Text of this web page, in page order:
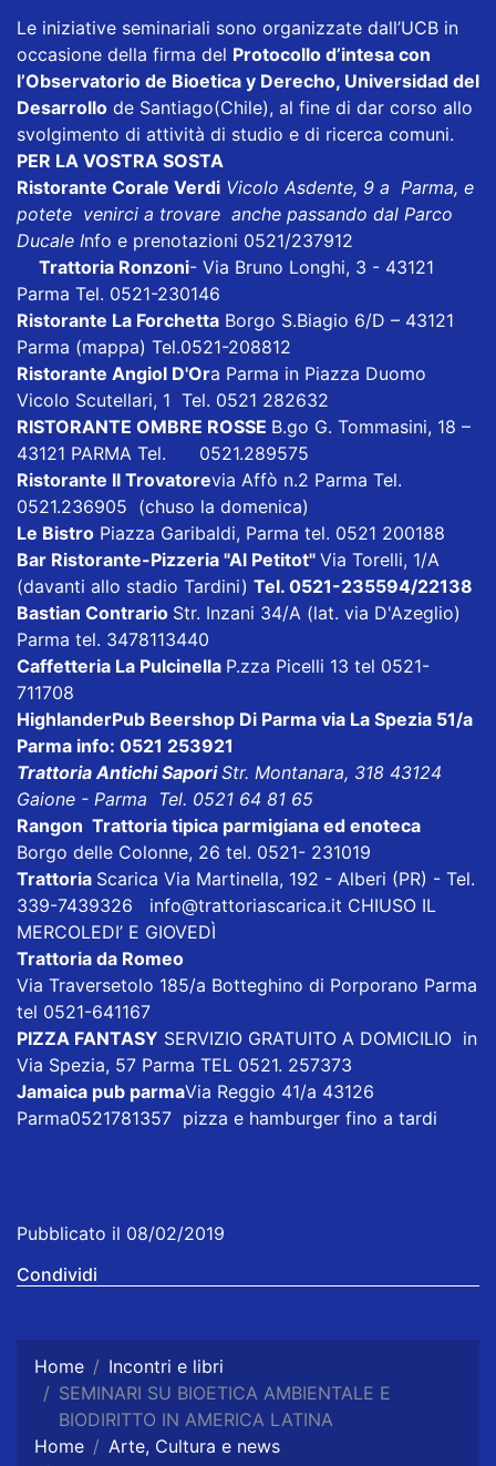
Le iniziative seminariali sono organizzate dall’UCB in
occasione della firma del Protocollo d’intesa con
l’Observatorio de Bioetica y Derecho, Universidad del
Desarrollo de Santiago(Chile), al fine di dar corso allo
svolgimento di attività di studio e di ricerca comuni.
PER LA VOSTRA SOSTA
Ristorante Corale Verdi Vicolo Asdente, 9 a Parma, e
potete venirci a trovare anche passando dal Parco
Ducale Info e prenotazioni 0521/237912
Trattoria Ronzoni- Via Bruno Longhi, 3 - 43121
Parma Tel. 0521-230146
Ristorante La Forchetta Borgo S.Biagio 6/D – 43121
Parma (mappa) Tel.0521-208812
Ristorante Angiol D'Ora Parma in Piazza Duomo
Vicolo Scutellari, 1 Tel. 0521 282632
RISTORANTE OMBRE ROSSE B.go G. Tommasini, 18 –
43121 PARMA Tel. 0521.289575
Ristorante Il Trovatorevia Affò n.2 Parma Tel.
0521.236905 (chuso la domenica)
Le Bistro Piazza Garibaldi, Parma tel. 0521 200188
Bar Ristorante-Pizzeria "Al Petitot" Via Torelli, 1/A
(davanti allo stadio Tardini) Tel. 0521-235594/22138
Bastian Contrario Str. Inzani 34/A (lat. via D'Azeglio)
Parma tel. 3478113440
Caffetteria La Pulcinella P.zza Picelli 13 tel 0521-
711708
HighlanderPub Beershop Di Parma via La Spezia 51/a
Parma info: 0521 253921
Trattoria Antichi SaporiStr. Montanara, 318 43124
Gaione - Parma Tel. 0521 64 81 65
Rangon Trattoria tipica parmigiana ed enoteca
Borgo delle Colonne, 26 tel. 0521- 231019
Trattoria Scarica Via Martinella, 192 - Alberi (PR) - Tel.
339-7439326 info@trattoriascarica.it CHIUSO IL
MERCOLEDI’ E GIOVEDÌ
Trattoria da Romeo
Via Traversetolo 185/a Botteghino di Porporano Parma
tel 0521-641167
PIZZA FANTASY SERVIZIO GRATUITO A DOMICILIO in
Via Spezia, 57 Parma TEL 0521. 257373
Jamaica pub parmaVia Reggio 41/a 43126
Parma0521781357 pizza e hamburger fino a tardi
Pubblicato il 08/02/2019
Condividi
Home
Incontri e libri
SEMINARI SU BIOETICA AMBIENTALE E
BIODIRITTO IN AMERICA LATINA
Home
Arte, Cultura e news